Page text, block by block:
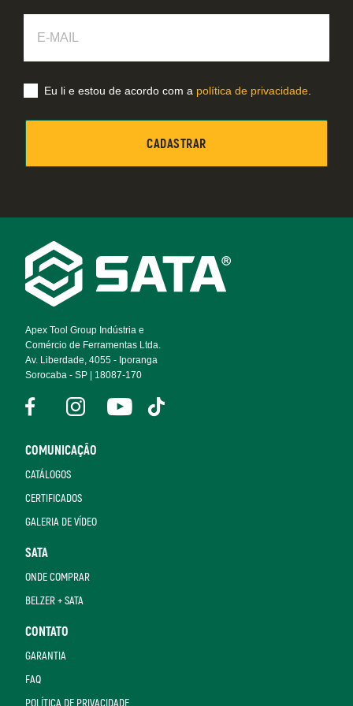
Footer
Navigation
Apex Tool Group Indústria e
Comércio de Ferramentas Ltda.
Av. Liberdade, 4055 - Iporanga
Sorocaba - SP | 18087-170
COMUNICAÇÃO
CATÁLOGOS
CERTIFICADOS
GALERIA DE VÍDEO
SATA
ONDE COMPRAR
BELZER + SATA
CONTATO
GARANTIA
FAQ
POLÍTICA DE PRIVACIDADE
Mail
Eu li e estou de acordo com a política de privacidade